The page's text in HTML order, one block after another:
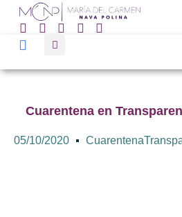
Cuarentena en
05/10/2020